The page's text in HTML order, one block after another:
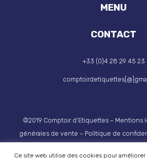
MENU
CONTACT
+33 (0)4 28 29 45 23
©2019 Comptoir d’Etiquettes – Mentions
générales de vente – Politique de
Ce site web utilise des cookies pour